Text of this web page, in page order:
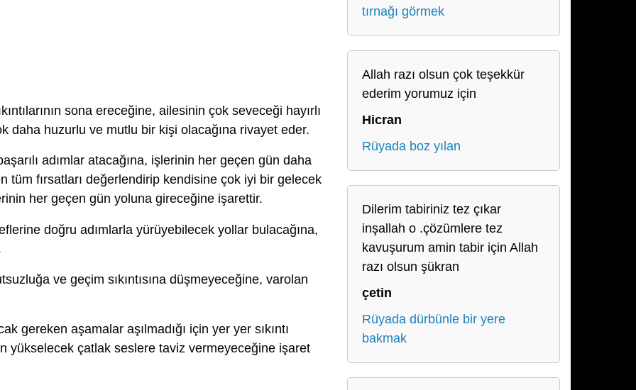
sona ereceğine, ailesinin çok seveceği hayırlı
daha huzurlu ve mutlu bir kişi olacağına rivayet eder.
adımlar atacağına, işlerinin her geçen gün daha
tüm fırsatları değerlendirip kendisine çok iyi bir gelecek
her geçen gün yoluna gireceğine işarettir.
doğru adımlarla yürüyebilecek yollar bulacağına,
ve geçim sıkıntısına düşmeyeceğine, varolan
gereken aşamalar aşılmadığı için yer yer sıkıntı
yükselecek çatlak seslere taviz vermeyeceğine işaret
tırnağı görmek
Allah razı olsun çok teşekkür
ederim yorumuz için
Hicran
Rüyada boz yılan
Dilerim tabiriniz tez çıkar
inşallah o .çözümlere tez
kavuşurum amin tabir için Allah
razı olsun şükran
çetin
Rüyada dürbünle bir yere
bakmak